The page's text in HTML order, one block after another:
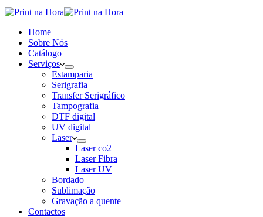
Home
Sobre Nós
Catálogo
Serviços
Estamparia
Serigrafia
Transfer Serigráfico
Tampografia
DTF digital
UV digital
Laser
Laser co2
Laser Fibra
Laser UV
Bordado
Sublimação
Gravação a quente
Contactos